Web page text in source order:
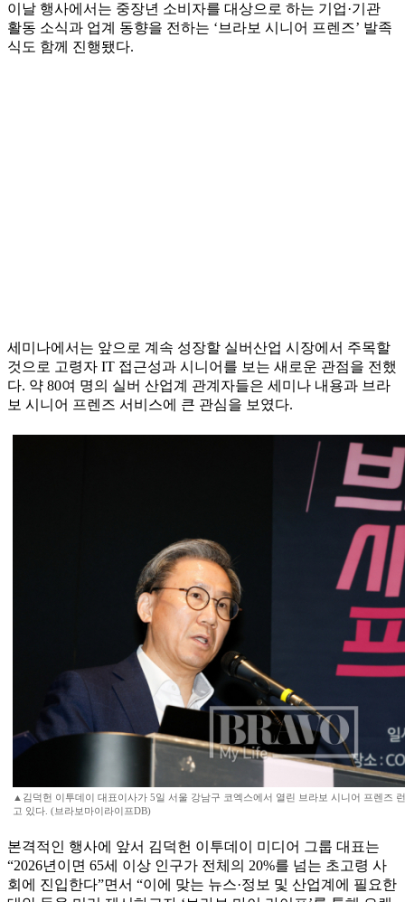
이날 행사에서는 중장년 소비자를 대상으로 하는 기업·기관
활동 소식과 업계 동향을 전하는 ‘브라보 시니어 프렌즈’ 발족
식도 함께 진행됐다.
세미나에서는 앞으로 계속 성장할 실버산업 시장에서 주목할
것으로 고령자 IT 접근성과 시니어를 보는 새로운 관점을 전했
다. 약 80여 명의 실버 산업계 관계자들은 세미나 내용과 브라
보 시니어 프렌즈 서비스에 큰 관심을 보였다.
▲김덕헌 이투데이 대표이사가 5일 서울 강남구 코엑스에서 열린 브라보 시니어 프렌즈
고 있다. (브라보마이라이프DB)
본격적인 행사에 앞서 김덕헌 이투데이 미디어 그룹 대표는
“2026년이면 65세 이상 인구가 전체의 20%를 넘는 초고령 사
회에 진입한다”면서 “이에 맞는 뉴스·정보 및 산업계에 필요한